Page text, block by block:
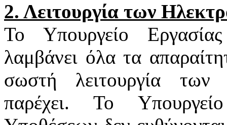
2. Λειτουργία των
Το Υπουργείο
λαμβάνει όλα τα
σωστή λειτουργία των
παρέχει. Το